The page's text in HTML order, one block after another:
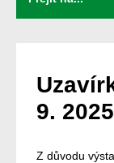
9. 2025
Z důvodu